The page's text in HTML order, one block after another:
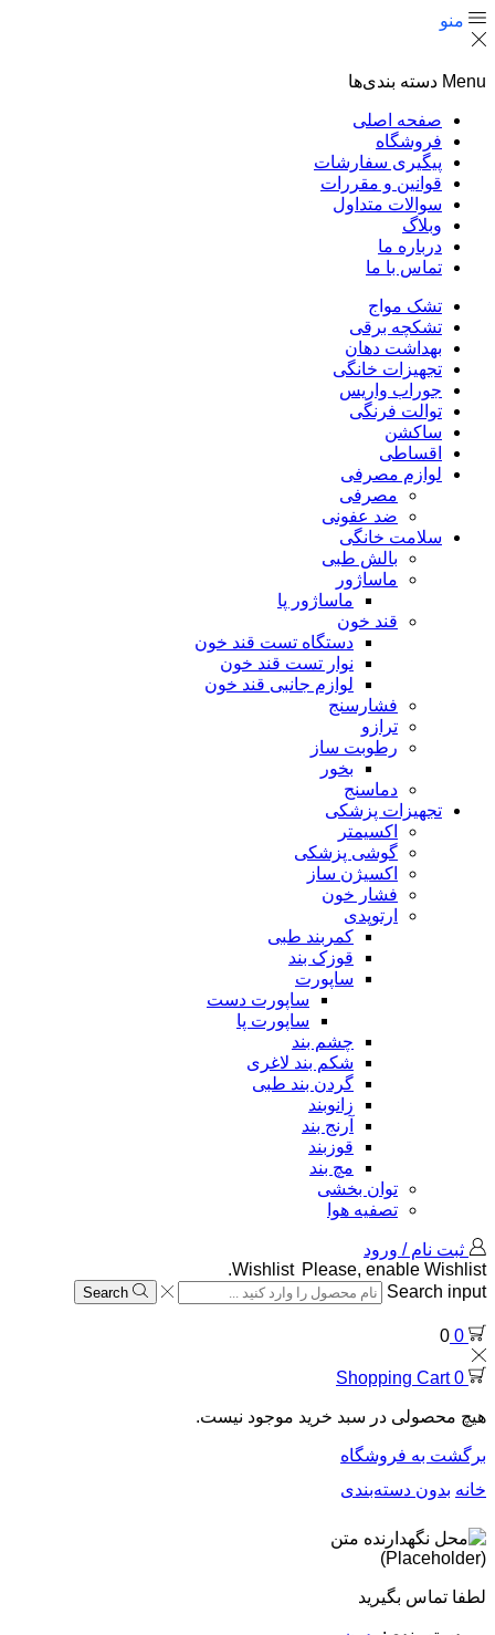
منو
Menu دسته بندی‌ها
صفحه اصلی
فروشگاه
پیگیری سفارشات
قوانین و مقررات
سوالات متداول
وبلاگ
درباره ما
تماس با ما
تشک مواج
تشکچه برقی
بهداشت دهان
تجهیزات خانگی
جوراب واریس
توالت فرنگی
ساکشن
اقساطی
لوازم مصرفی
مصرفی
ضد عفونی
سلامت خانگی
بالش طبی
ماساژور
ماساژور پا
قند خون
دستگاه تست قند خون
نوار تست قند خون
لوازم جانبی قند خون
فشارسنج
ترازو
رطوبت ساز
بخور
دماسنج
تجهیزات پزشکی
اکسیمتر
گوشی پزشکی
اکسیژن ساز
فشار خون
ارتوپدی
کمربند طبی
قوزک بند
ساپورت
ساپورت دست
ساپورت پا
چشم بند
شکم بند لاغری
گردن بند طبی
زانوبند
آرنج بند
قوزبند
مچ بند
توان بخشی
تصفیه هوا
ثبت نام / ورود
Wishlist Please, enable Wishlist.
Search input
Search
0
0
0
Shopping Cart
هیچ محصولی در سبد خرید موجود نیست.
برگشت به فروشگاه
خانه بدون دسته‌بندی
لطفا تماس بگیرید